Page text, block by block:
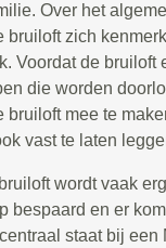
Over het
bruiloft zich
Voordat de bruiloft
die worden
bruiloft mee te
vast te laten
wordt vaak
bespaard en er
staat bij